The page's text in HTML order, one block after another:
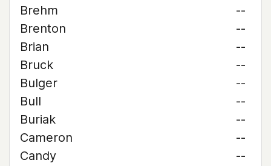
Brehm
--
Brenton
--
Brian
--
Bruck
--
Bulger
--
Bull
--
Buriak
--
Cameron
--
Candy
--